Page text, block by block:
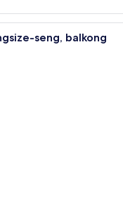
Rom –
seng, balkong